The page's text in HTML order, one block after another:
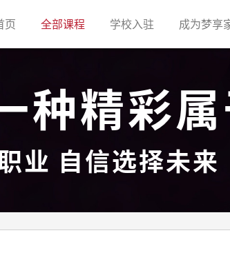
页(current)全部课程(current)学校入驻(current)成为梦享
种精彩
业 自信选择未来